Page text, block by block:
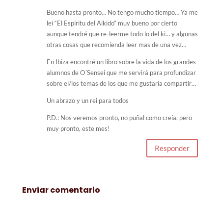
Bueno hasta pronto… No tengo mucho tiempo… Ya me
leí “El Espíritu del Aikido” muy bueno por cierto
aunque tendré que re-leerme todo lo del ki… y algunas
otras cosas que recomienda leer mas de una vez…
En Ibiza encontré un libro sobre la vida de los grandes
alumnos de O´Sensei que me servirá para profundizar
sobre el/los temas de los que me gustaría compartir…
Un abrazo y un rei para todos
P.D.: Nos veremos pronto, no puñal como creía, pero
muy pronto, este mes!
Responder
Enviar comentario